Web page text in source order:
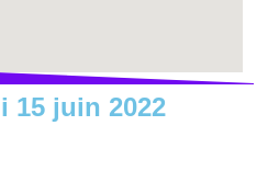
15 juin 2022